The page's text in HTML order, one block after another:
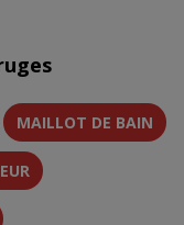
MAILLOT DE BAIN